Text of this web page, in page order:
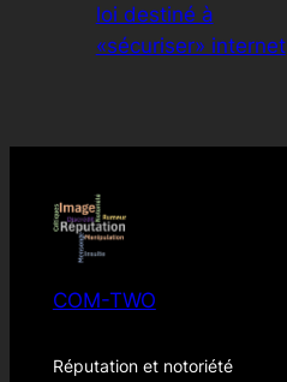
loi destiné à
«sécuriser» internet
COM-TWO
Réputation et notoriété